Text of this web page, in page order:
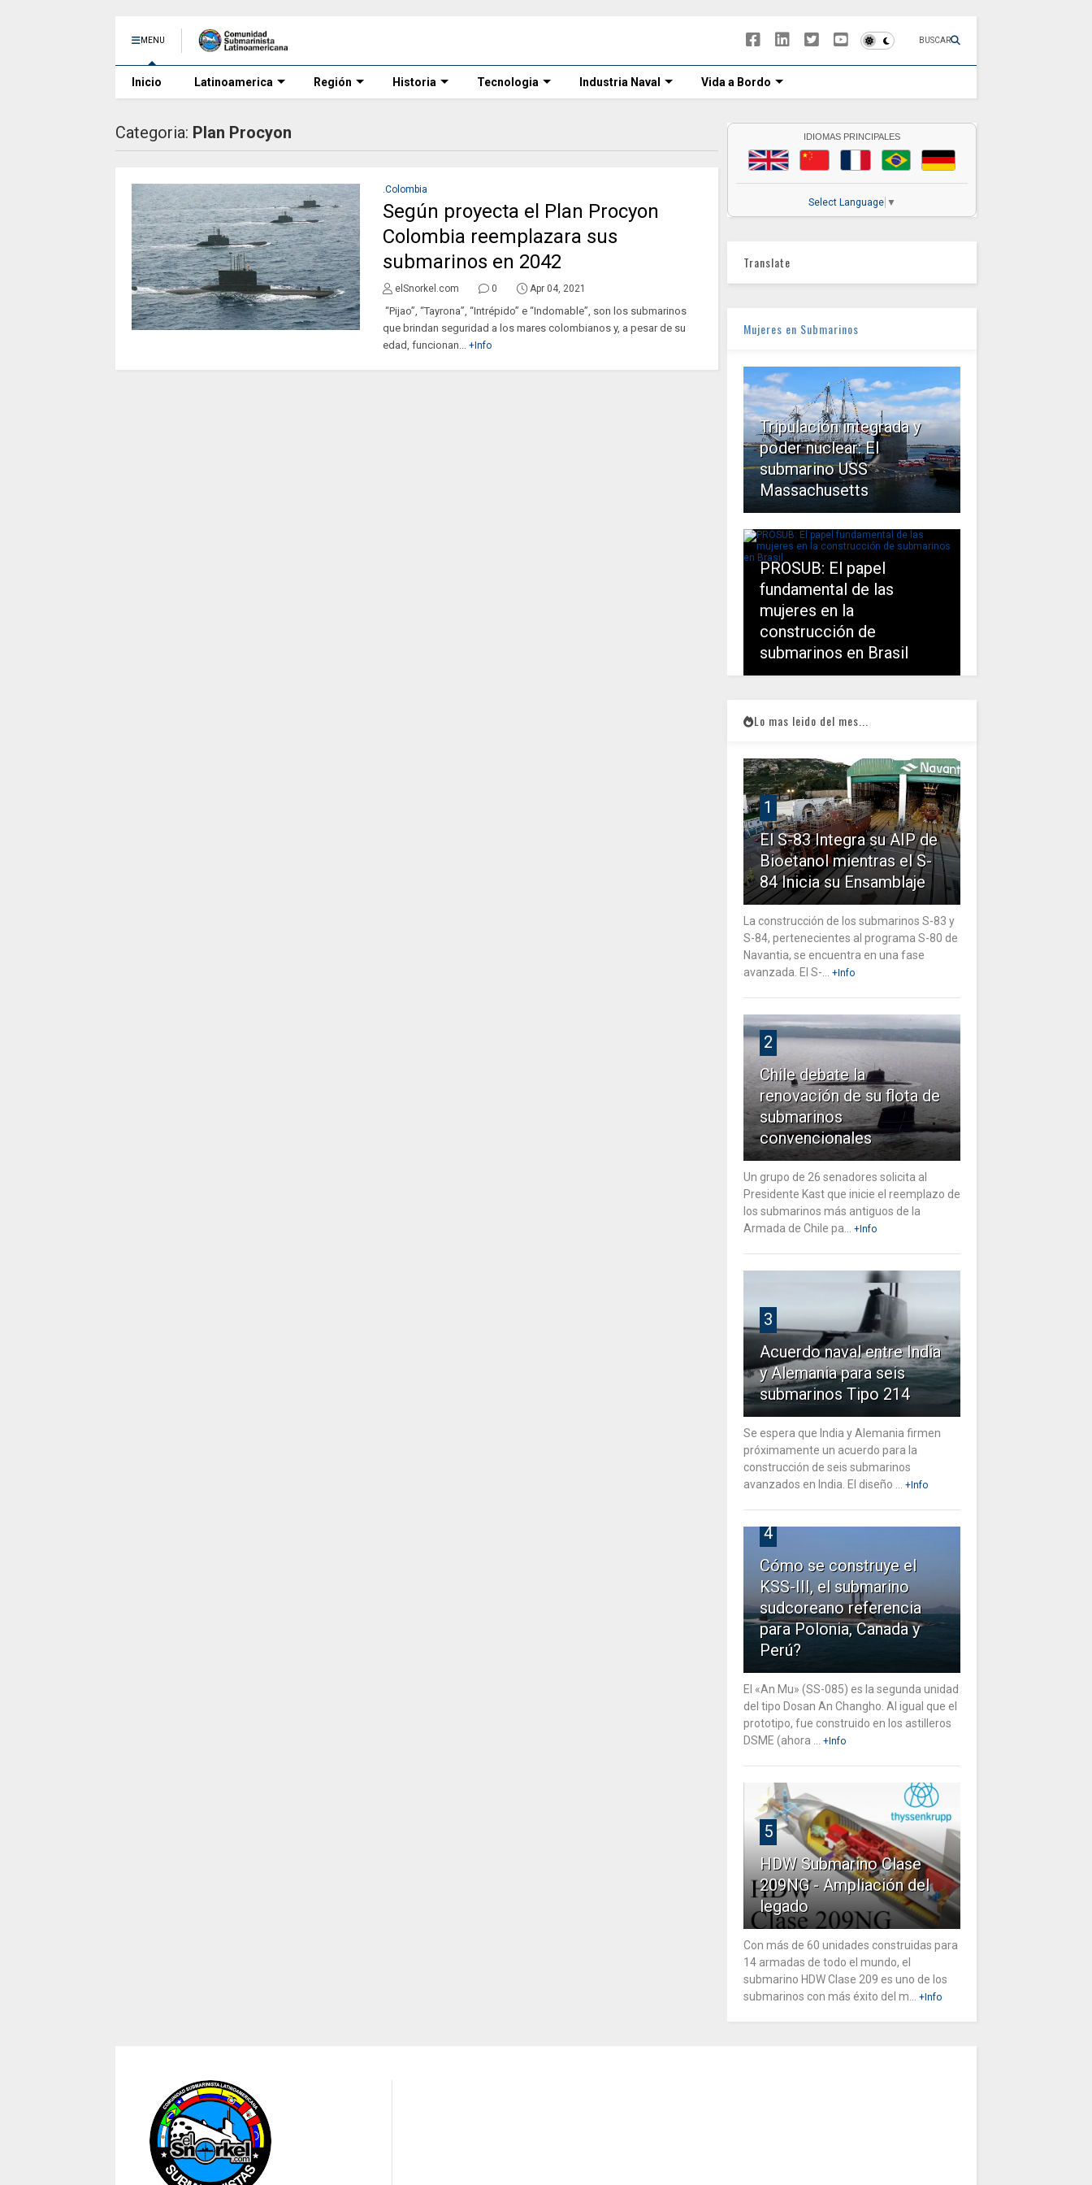
MENU BUSCAR
Inicio Latinoamerica Región Historia Tecnologia Industria Naval Vida a Bordo
Categoria: Plan Procyon
.Colombia
Según proyecta el Plan Procyon
Colombia reemplazara sus
submarinos en 2042
elSnorkel.com 0 Apr 04, 2021
“Pijao”, “Tayrona”, “Intrépido” e “Indomable”, son los submarinos
que brindan seguridad a los mares colombianos y, a pesar de su
edad, funcionan... +Info
IDIOMAS PRINCIPALES
Select Language ▼
Translate
Mujeres en Submarinos
Tripulación integrada y
poder nuclear: El
submarino USS
Massachusetts
PROSUB: El papel
fundamental de las
mujeres en la
construcción de
submarinos en Brasil
Lo mas leido del mes...
1
El S-83 Integra su AIP de
Bioetanol mientras el S-
84 Inicia su Ensamblaje
La construcción de los submarinos S-83 y
S-84, pertenecientes al programa S-80 de
Navantia, se encuentra en una fase
avanzada. El S-...
+Info
2
Chile debate la
renovación de su flota de
submarinos
convencionales
Un grupo de 26 senadores solicita al
Presidente Kast que inicie el reemplazo de
los submarinos más antiguos de la
Armada de Chile pa...
+Info
3
Acuerdo naval entre India
y Alemania para seis
submarinos Tipo 214
Se espera que India y Alemania firmen
próximamente un acuerdo para la
construcción de seis submarinos
avanzados en India. El diseño ...
+Info
4
Cómo se construye el
KSS-III, el submarino
sudcoreano referencia
para Polonia, Canada y
Perú?
El «An Mu» (SS-085) es la segunda unidad
del tipo Dosan An Changho. Al igual que el
prototipo, fue construido en los astilleros
DSME (ahora ...
+Info
5
HDW Submarino Clase
209NG - Ampliación del
legado
Con más de 60 unidades construidas para
14 armadas de todo el mundo, el
submarino HDW Clase 209 es uno de los
submarinos con más éxito del m...
+Info